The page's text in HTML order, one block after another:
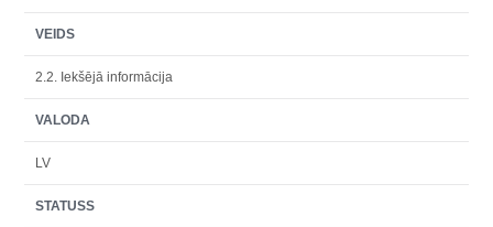
VEIDS
2.2. Iekšējā informācija
VALODA
LV
STATUSS